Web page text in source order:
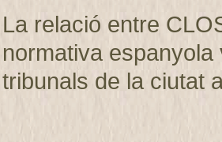
La relació entre
normativa
tribunals de la ciutat